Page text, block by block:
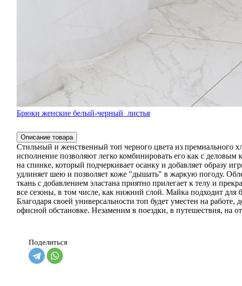
Брюки женские белый-черный_листья
Описание товара
Стильный и женственный топ черного цвета из премиального
исполнение позволяют легко комбинировать его как с
на спинке, который подчеркивает осанку и добавляет образу
удлиняет шею и позволяет коже "дышать" в жаркую погоду.
ткань с добавлением эластана приятно прилегает к телу и
все сезоны, в том числе, как нижний слой. Майка подходит для
Благодаря своей универсальности топ будет уместен на
офисной обстановке. Незаменим в поездки, в путешествия, на
Поделиться